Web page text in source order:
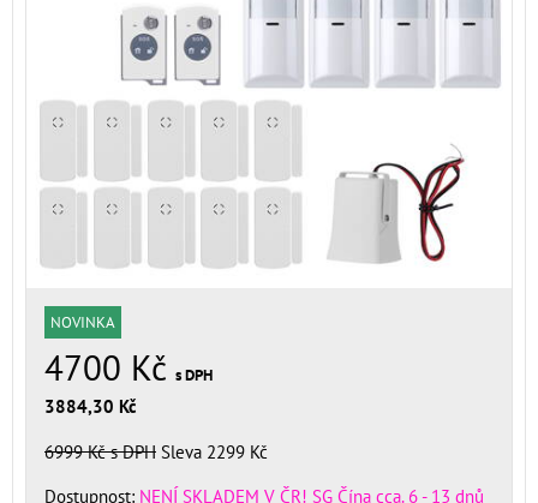
NOVINKA
4700 Kč s DPH
3884,30 Kč
6999 Kčs DPH Sleva 2299 Kč
Dostupnost: NENÍ SKLADEM V ČR! SG Čína cca. 6 - 13 dnů